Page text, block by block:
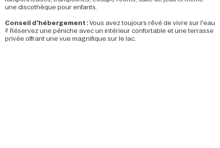
une discothèque pour enfants.
Conseil d'hébergement :Vous avez toujours rêvé de vivre sur l'eau
? Réservez une péniche avec un intérieur confortable et une terrasse
privée offrant une vue magnifique sur le lac.